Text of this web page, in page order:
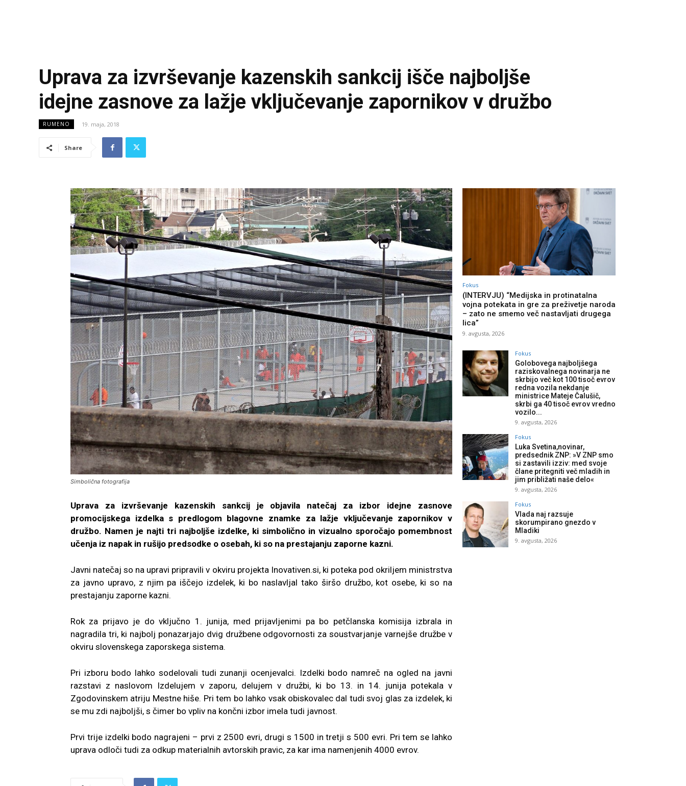
Uprava za izvrševanje kazenskih sankcij išče najboljše
idejne zasnove za lažje vključevanje zapornikov v družbo
RUMENO 19. maja, 2018
Share
Simbolična fotografija
Uprava za izvrševanje kazenskih sankcij je objavila natečaj za izbor idejne zasnove
promocijskega izdelka s predlogom blagovne znamke za lažje vključevanje zapornikov v
družbo. Namen je najti tri najboljše izdelke, ki simbolično in vizualno sporočajo pomembnost
učenja iz napak in rušijo predsodke o osebah, ki so na prestajanju zaporne kazni.
Javni natečaj so na upravi pripravili v okviru projekta Inovativen.si, ki poteka pod okriljem ministrstva
za javno upravo, z njim pa iščejo izdelek, ki bo naslavljal tako širšo družbo, kot osebe, ki so na
prestajanju zaporne kazni.
Rok za prijavo je do vključno 1. junija, med prijavljenimi pa bo petčlanska komisija izbrala in
nagradila tri, ki najbolj ponazarjajo dvig družbene odgovornosti za soustvarjanje varnejše družbe v
okviru slovenskega zaporskega sistema.
Pri izboru bodo lahko sodelovali tudi zunanji ocenjevalci. Izdelki bodo namreč na ogled na javni
razstavi z naslovom Izdelujem v zaporu, delujem v družbi, ki bo 13. in 14. junija potekala v
Zgodovinskem atriju Mestne hiše. Pri tem bo lahko vsak obiskovalec dal tudi svoj glas za izdelek, ki
se mu zdi najboljši, s čimer bo vpliv na končni izbor imela tudi javnost.
Prvi trije izdelki bodo nagrajeni – prvi z 2500 evri, drugi s 1500 in tretji s 500 evri. Pri tem se lahko
uprava odloči tudi za odkup materialnih avtorskih pravic, za kar ima namenjenih 4000 evrov.
Fokus
(INTERVJU) “Medijska in protinatalna
vojna potekata in gre za preživetje naroda
– zato ne smemo več nastavljati drugega
lica”
9. avgusta, 2026
Fokus
Golobovega najboljšega
raziskovalnega novinarja ne
skrbijo več kot 100 tisoč evrov
redna vozila nekdanje
ministrice Mateje Čalušič,
skrbi ga 40 tisoč evrov vredno
vozilo...
9. avgusta, 2026
Fokus
Luka Svetina,novinar,
predsednik ZNP: »V ZNP smo
si zastavili izziv: med svoje
člane pritegniti več mladih in
jim približati naše delo«
9. avgusta, 2026
Fokus
Vlada naj razsuje
skorumpirano gnezdo v
Mladiki
9. avgusta, 2026